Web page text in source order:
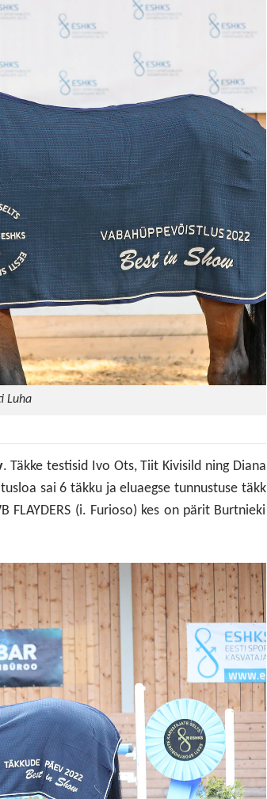
Luha
. Täkke testisid Ivo Ots, Tiit Kivisild ning Diana
sai 6 täkku ja eluaegse tunnustuse täkk
(i. Furioso) kes on pärit Burtnieki